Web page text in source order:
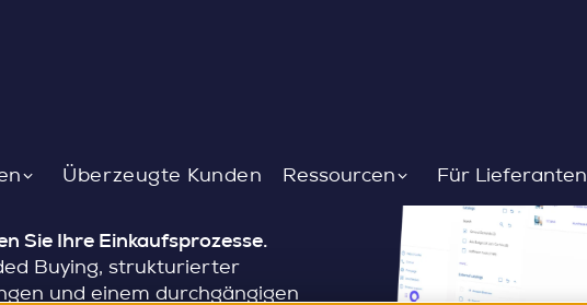
Überzeugte Kunden Ressourcen Für Lieferanten
abwickeln
Sie Ihre Einkaufsprozesse.
Buying, strukturierter
und einem durchgängigen